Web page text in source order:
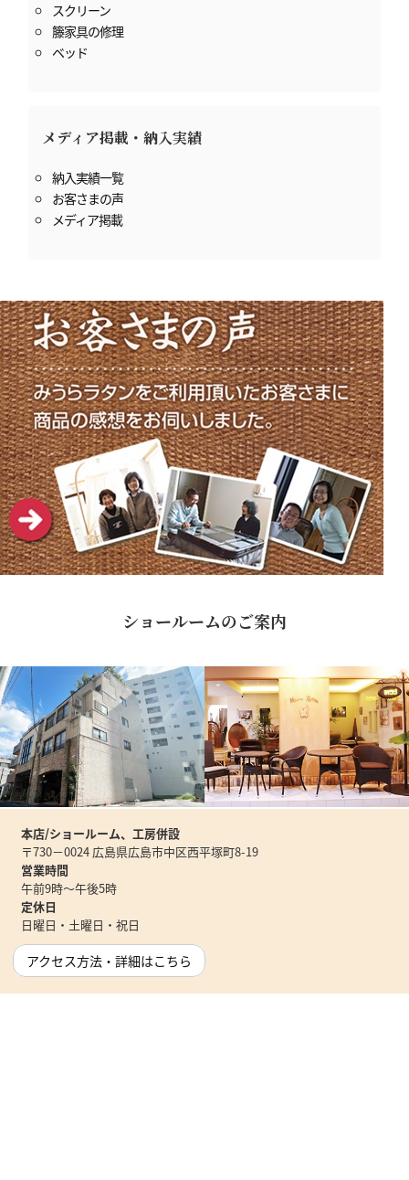
スクリーン
籐家具の修理
ベッド
メディア掲載・納入実績
納入実績一覧
お客さまの声
メディア掲載
ショールームのご案内
本店/ショールーム、工房併設
〒730－0024 広島県広島市中区西平塚町8-19
営業時間
午前9時～午後5時
定休日
日曜日・土曜日・祝日
アクセス方法・詳細はこちら